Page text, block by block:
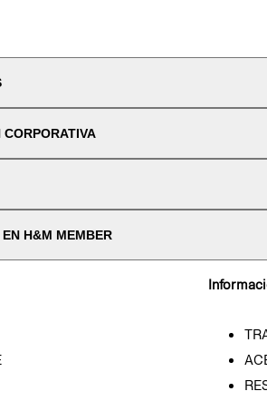
H&M MEMBER